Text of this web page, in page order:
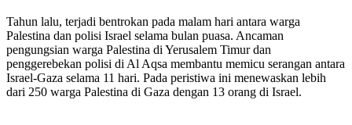
Tahun lalu, terjadi bentrokan pada malam hari antara warga
Palestina dan polisi Israel selama bulan puasa. Ancaman
pengungsian warga Palestina di Yerusalem Timur dan
penggerebekan polisi di Al Aqsa membantu memicu serangan antara
Israel-Gaza selama 11 hari. Pada peristiwa ini menewaskan lebih
dari 250 warga Palestina di Gaza dengan 13 orang di Israel.